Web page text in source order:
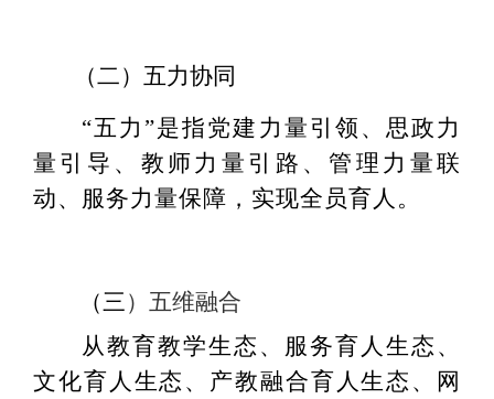
（二）五力协同
“五力”是指党建力量引领、思政力
量引导、教师力量引路、管理力量联
动、服务力量保障，实现全员育人。
（三）五维融合
从教育教学生态、服务育人生态、
文化育人生态、产教融合育人生态、网